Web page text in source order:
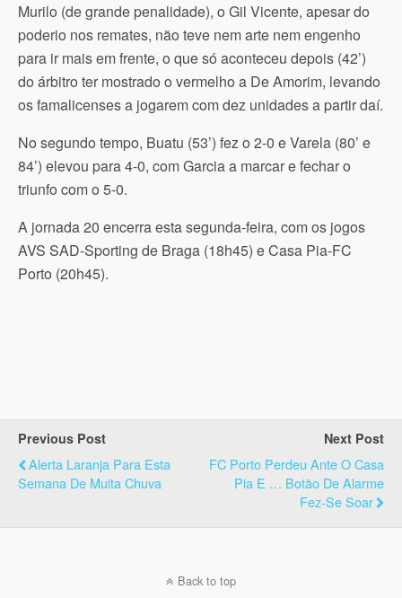
Murilo (de grande penalidade), o Gil Vicente, apesar do
poderio nos remates, não teve nem arte nem engenho
para ir mais em frente, o que só aconteceu depois (42’)
do árbitro ter mostrado o vermelho a De Amorim, levando
os famalicenses a jogarem com dez unidades a partir daí.
No segundo tempo, Buatu (53’) fez o 2-0 e Varela (80’ e
84’) elevou para 4-0, com Garcia a marcar e fechar o
triunfo com o 5-0.
A jornada 20 encerra esta segunda-feira, com os jogos
AVS SAD-Sporting de Braga (18h45) e Casa Pia-FC
Porto (20h45).
Previous Post
Alerta Laranja Para Esta
Semana De Muita Chuva
Next Post
FC Porto Perdeu Ante O Casa
Pia E … Botão De Alarme
Fez-Se Soar
Back to top